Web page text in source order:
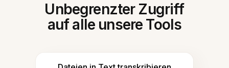
Unbegrenzter Zugriff
auf alle unsere Tools